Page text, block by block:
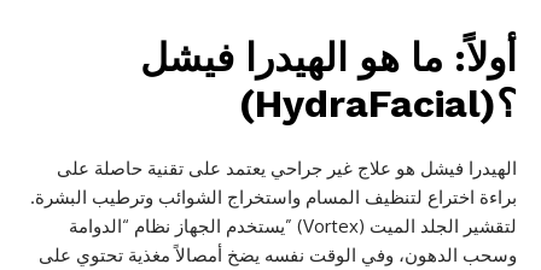
أولاً: ما هو الهيدرا فيشل
(HydraFacial)؟
الهيدرا فيشل هو علاج غير جراحي يعتمد على تقنية حاصلة على
براءة اختراع لتنظيف المسام واستخراج الشوائب وترطيب البشرة.
يستخدم الجهاز نظام “الدوامة” (Vortex) لتقشير الجلد الميت
وسحب الدهون، وفي الوقت نفسه يضخ أمصالاً مغذية تحتوي على